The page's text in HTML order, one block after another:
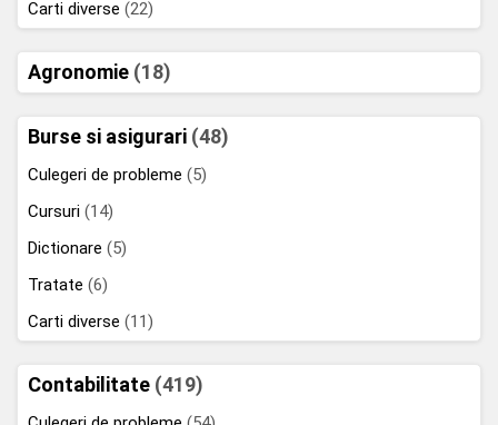
Carti diverse (22)
Agronomie (18)
Burse si asigurari (48)
Culegeri de probleme (5)
Cursuri (14)
Dictionare (5)
Tratate (6)
Carti diverse (11)
Contabilitate (419)